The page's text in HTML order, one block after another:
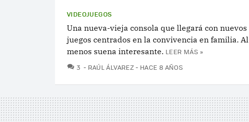
VIDEOJUEGOS
Una nueva-vieja consola que llegará con nuevos
juegos centrados en la convivencia en familia. Al
menos suena interesante. LEER MÁS »
3 COMENTARIOS
RAÚL ÁLVAREZ HACE 8 AÑOS